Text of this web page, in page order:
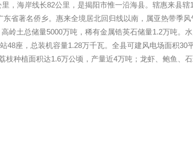
，海岸线长82公里，是揭阳市惟一沿海县。辖惠来县辖
省著名侨乡。惠来全境居北回归线以南，属亚热带季
岭土总储量5000万吨，稀有金属锆英石储量1.2万吨。
座，总装机容量1.28万千瓦。全县可建风电场面积30
种植面积达1.6万公顷，产量近4万吨；龙虾、鲍鱼、